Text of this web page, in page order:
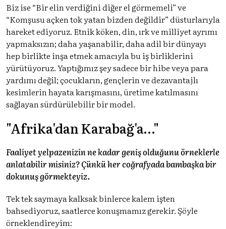
Biz ise “Bir elin verdiğini diğer el görmemeli” ve
“Komşusu açken tok yatan bizden değildir” düsturlarıyla
hareket ediyoruz. Etnik köken, din, ırk ve milliyet ayrımı
yapmaksızın; daha yaşanabilir, daha adil bir dünyayı
hep birlikte inşa etmek amacıyla bu iş birliklerini
yürütüyoruz. Yaptığımız şey sadece bir hibe veya para
yardımı değil; çocukların, gençlerin ve dezavantajlı
kesimlerin hayata karışmasını, üretime katılmasını
sağlayan sürdürülebilir bir model.
"Afrika'dan Karabağ'a…"
Faaliyet yelpazenizin ne kadar geniş olduğunu örneklerle
anlatabilir misiniz? Çünkü her coğrafyada bambaşka bir
dokunuş görmekteyiz.
Tek tek saymaya kalksak binlerce kalem işten
bahsediyoruz, saatlerce konuşmamız gerekir. Şöyle
örneklendireyim: